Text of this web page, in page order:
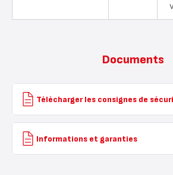
Documents
Télécharger les consignes de
Informations et garanties